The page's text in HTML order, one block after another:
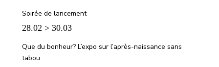
Soirée de lancement
28.02 > 30.03
Que du bonheur? L’expo sur l’après-naissance sans
tabou